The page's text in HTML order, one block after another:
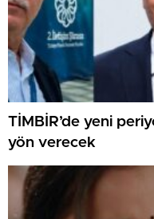
TİMBİR’de yeni
yön verecek